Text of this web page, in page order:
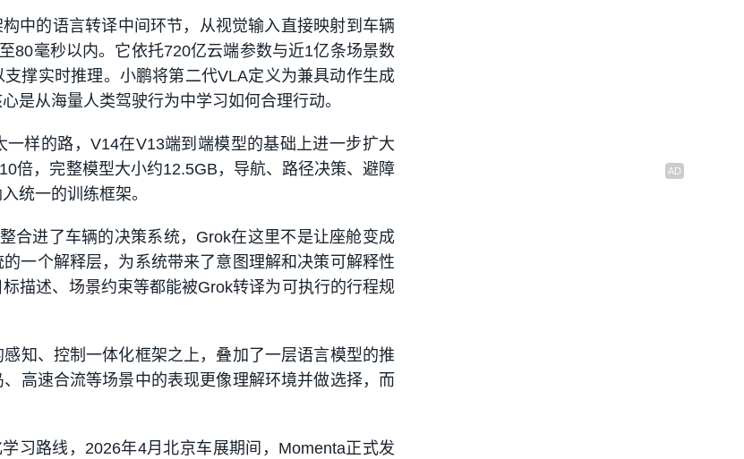
中的语言转译中间环节，从视觉输入直接映射到车辆
80毫秒以内。它依托720亿云端参数与近1亿条场景数
支撑实时推理。小鹏将第二代VLA定义为兼具动作生成
是从海量人类驾驶行为中学习如何合理行动。
一样的路，V14在V13端到端模型的基础上进一步扩大
倍，完整模型大小约12.5GB，导航、路径决策、避障
统一的训练框架。
合进了车辆的决策系统，Grok在这里不是让座舱变成
一个解释层，为系统带来了意图理解和决策可解释性
描述、场景约束等都能被Grok转译为可执行的行程规
知、控制一体化框架之上，叠加了一层语言模型的推
高速合流等场景中的表现更像理解环境并做选择，而
习路线，2026年4月北京车展期间，Momenta正式发